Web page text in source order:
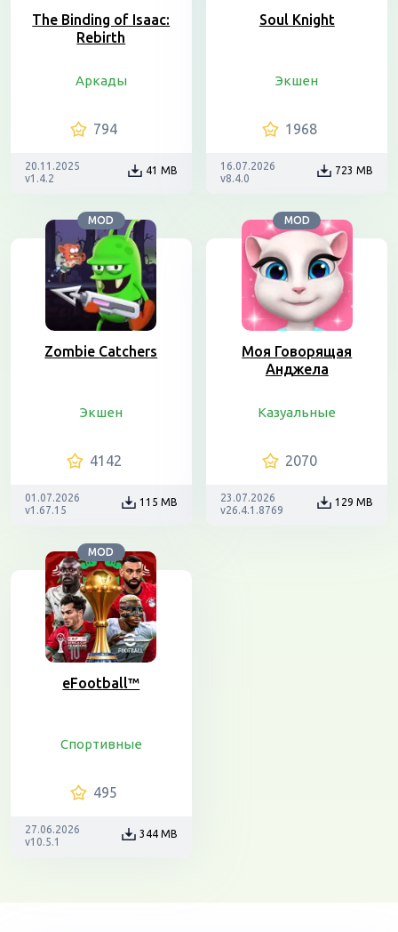
The Binding of Isaac:
Rebirth
Аркады
794
20.11.2025
v1.4.2
41 MB
Soul Knight
Экшен
1968
16.07.2026
v8.4.0
723 MB
MOD
Zombie Catchers
Экшен
4142
01.07.2026
v1.67.15
115 MB
MOD
Моя Говорящая
Анджела
Казуальные
2070
23.07.2026
v26.4.1.8769
129 MB
MOD
eFootball™
Спортивные
495
27.06.2026
v10.5.1
344 MB